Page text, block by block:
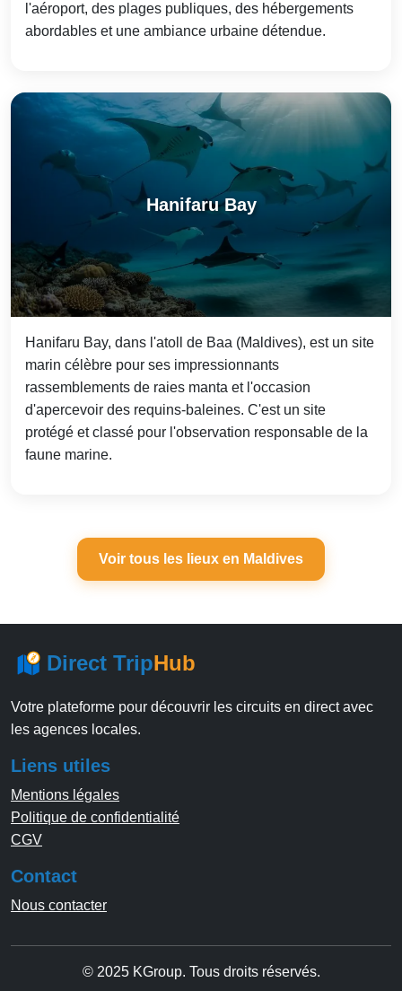
l'aéroport, des plages publiques, des hébergements
abordables et une ambiance urbaine détendue.
Hanifaru Bay
Hanifaru Bay, dans l'atoll de Baa (Maldives), est un site
marin célèbre pour ses impressionnants
rassemblements de raies manta et l'occasion
d'apercevoir des requins-baleines. C'est un site
protégé et classé pour l'observation responsable de la
faune marine.
Voir tous les lieux en Maldives
Direct TripHub
Votre plateforme pour découvrir les circuits en direct avec
les agences locales.
Liens utiles
Mentions légales
Politique de confidentialité
CGV
Contact
Nous contacter
© 2025 KGroup. Tous droits réservés.